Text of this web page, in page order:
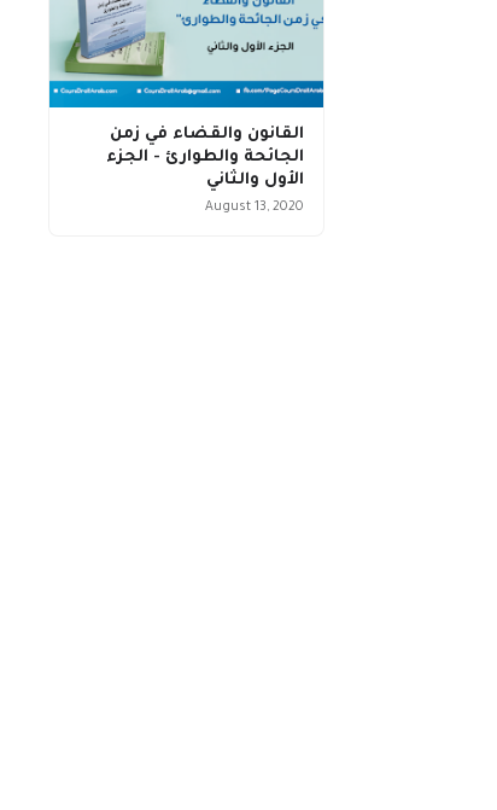
القانون والقضاء في زمن
الجائحة والطوارئ - الجزء
الأول والثاني
August 13, 2020